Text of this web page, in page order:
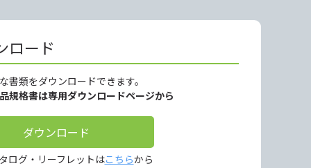
ロード
書類をダウンロードできます。
規格書は専用ダウンロードページから
ダウンロード
ログ・リーフレットはこちらから